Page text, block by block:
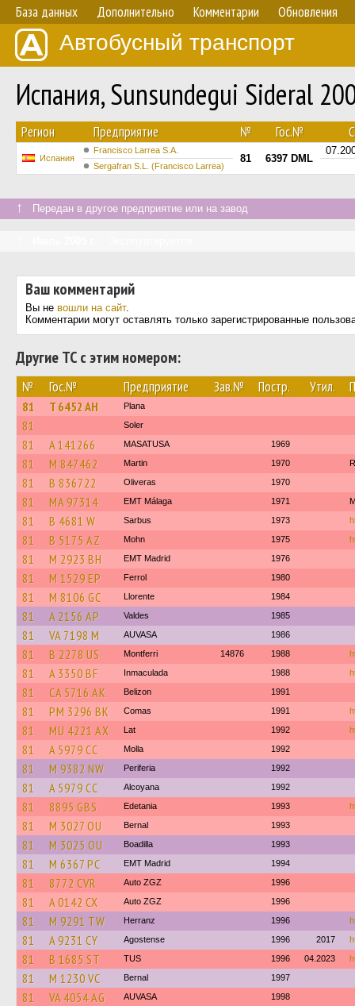
База данных Дополнительно Комментарии Обновления
Автобусный транспорт
Испания, Sunsundegui Sideral
Регион Предприятие № Гос.№
Испания
Francisco Larrea S.A.
81 6397 DML
Sergafran S.L. (Francisco Larrea)
↑ Передан в другое предприятие или на завод
Ваш комментарий
Вы не вошли на сайт.
Комментарии могут оставлять только зарегистрированные
Другие ТС с этим номером:
№ Гос.№ Предприятие Зав.№ Постр. Утил.
81 T 6452 AH Plana
81 Soler
81 A 141266 MASATUSA 1969
81 M 847462 Martin 1970
81 B 836722 Oliveras 1970
81 MA 97314 EMT Málaga 1971
81 B 4681 W Sarbus 1973
81 B 5175 AZ Mohn 1975
81 M 2923 BH EMT Madrid 1976
81 M 1529 EP Ferrol 1980
81 M 8106 GC Llorente 1984
81 A 2156 AP Valdes 1985
81 VA 7198 M AUVASA 1986
81 B 2278 US Montferri 14876 1988
81 A 3350 BF Inmaculada 1988
81 CA 5716 AK Belizon 1991
81 PM 3296 BK Comas 1991
81 MU 4221 AX Lat 1992
81 A 5979 CC Molla 1992
81 M 9382 NW Periferia 1992
81 A 5979 CC Alcoyana 1992
81 8895 GBS Edetania 1993
81 M 3027 OU Bernal 1993
81 M 3025 OU Boadilla 1993
81 M 6367 PC EMT Madrid 1994
81 8772 CVR Auto ZGZ 1996
81 A 0142 CX Auto ZGZ 1996
81 M 9291 TW Herranz 1996
81 A 9231 CY Agostense 1996 2017
81 B 1685 ST TUS 1996 04.2023
81 M 1230 VC Bernal 1997
81 VA 4054 AG AUVASA 1998